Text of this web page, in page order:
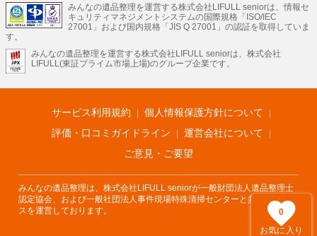
0
お気に入り
またお役立ち情報も豊富なので、部屋を埋めつくす大量のゴミを自力で片付ける
方法についてもチェックしてみてください。
不動産・住宅 引越し 老人ホーム 地方創生
ママの就労支援
不動産クラウドファンディング 遺品整理 老後の暮らし情報
LIFULL HOME'Sのサービス
不動産・住宅
不動産査定 マンション専門売却査定 不動産投資 アドバイザー
不動産アーカイブ
空き家バンク 家賃相場 不動産会社
まちむすび
不動産用語集 住まいのお役立ち情報
LIFULL HOME'S PRESS
アプリ 不動産データ 不動産転職
みんなの遺品整理を運営する株式会社LIFULL seniorは、情報セ
キュリティマネジメントシステムの国際規格「ISO/IEC
27001」および国内規格「JIS Q 27001」の認証を取得していま
す。
みんなの遺品整理を運営する株式会社LIFULL seniorは、株式会社
LIFULL(東証プライム市場上場)のグループ企業です。
サービス利用規約
個人情報保護方針について
評価・口コミガイドライン
運営会社について
ご意見・ご要望
みんなの遺品整理は、株式会社LIFULL seniorが一般財団法人遺品整理士
認定協会、および一般社団法人事件現場特殊清掃センターと共同でサービ
スを運営しております。